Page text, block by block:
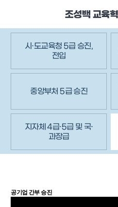
시·도교육청 5급 승진,
전입
중앙부처 5급 승진
지자체 4급·5급 및 국·
과장급
공기업 간부 승진